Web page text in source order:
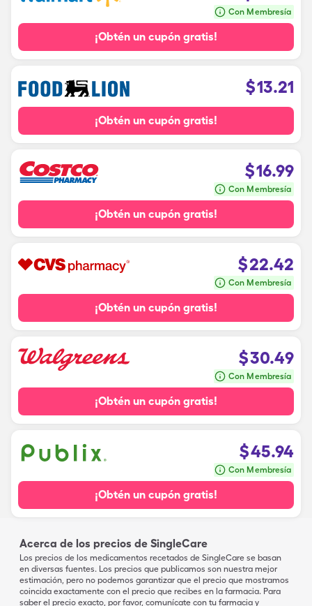
Con Membresía
¡Obtén un cupón gratis!
$13.21
¡Obtén un cupón gratis!
$16.99
Con Membresía
¡Obtén un cupón gratis!
$22.42
Con Membresía
¡Obtén un cupón gratis!
$30.49
Con Membresía
¡Obtén un cupón gratis!
$45.94
Con Membresía
¡Obtén un cupón gratis!
Acerca de los precios de SingleCare
Los precios de los medicamentos recetados de SingleCare se basan
en diversas fuentes. Los precios que publicamos son nuestra mejor
estimación, pero no podemos garantizar que el precio que mostramos
coincida exactamente con el precio que recibes en la farmacia. Para
saber el precio exacto, por favor, comunícate con tu farmacia y